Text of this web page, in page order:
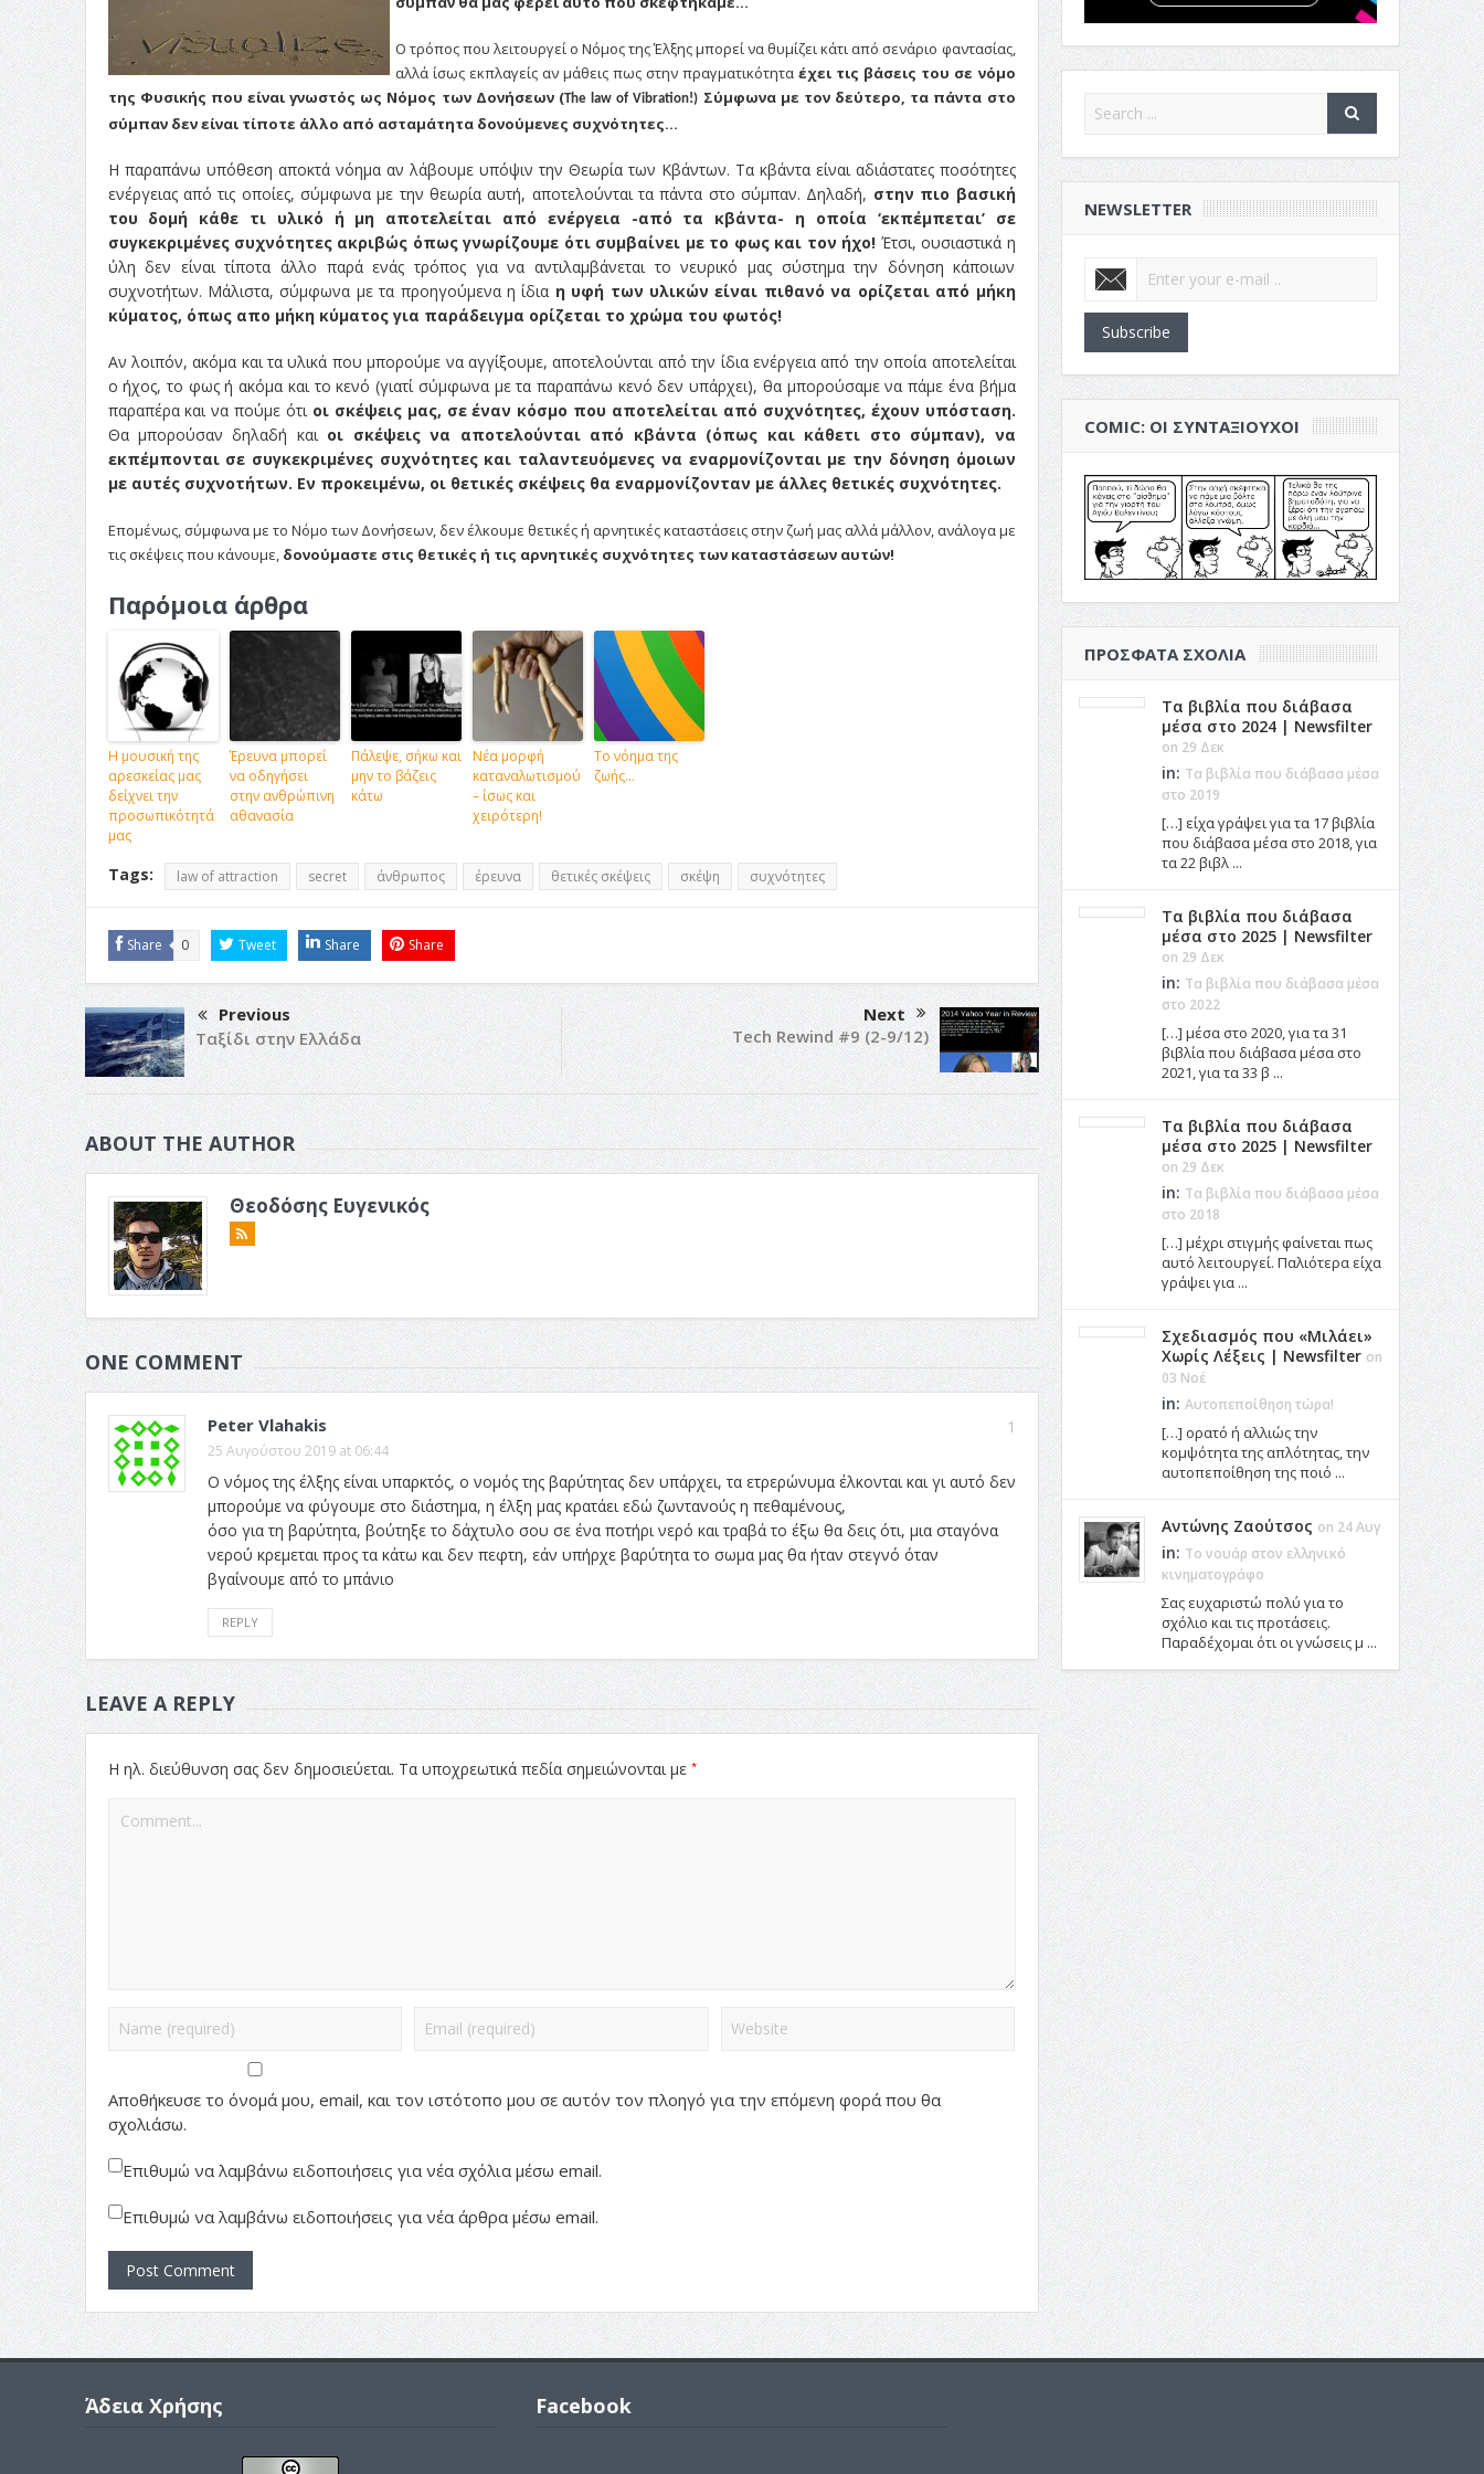
Ο τρόπος που λειτουργεί ο Νόμος της Έλξης μπορεί να θυμίζει κάτι από σενάριο φαντασίας,
αλλά ίσως εκπλαγείς αν μάθεις πως στην πραγματικότητα έχει τις βάσεις του σε νόμο
της Φυσικής που είναι γνωστός ως Νόμος των Δονήσεων (The law of Vibration!) Σύμφωνα με τον δεύτερο, τα πάντα στο
σύμπαν δεν είναι τίποτε άλλο από ασταμάτητα δονούμενες συχνότητες…
Η παραπάνω υπόθεση αποκτά νόημα αν λάβουμε υπόψιν την Θεωρία των Κβάντων. Τα κβάντα είναι αδιάστατες ποσότητες
ενέργειας από τις οποίες, σύμφωνα με την θεωρία αυτή, αποτελούνται τα πάντα στο σύμπαν. Δηλαδή, στην πιο βασική
του δομή κάθε τι υλικό ή μη αποτελείται από ενέργεια -από τα κβάντα- η οποία ‘εκπέμπεται’ σε
συγκεκριμένες συχνότητες ακριβώς όπως γνωρίζουμε ότι συμβαίνει με το φως και τον ήχο! Έτσι, ουσιαστικά η
ύλη δεν είναι τίποτα άλλο παρά ενάς τρόπος για να αντιλαμβάνεται το νευρικό μας σύστημα την δόνηση κάποιων
συχνοτήτων. Μάλιστα, σύμφωνα με τα προηγούμενα η ίδια η υφή των υλικών είναι πιθανό να ορίζεται από μήκη
κύματος, όπως απο μήκη κύματος για παράδειγμα ορίζεται το χρώμα του φωτός!
Αν λοιπόν, ακόμα και τα υλικά που μπορούμε να αγγίξουμε, αποτελούνται από την ίδια ενέργεια από την οποία αποτελείται
ο ήχος, το φως ή ακόμα και το κενό (γιατί σύμφωνα με τα παραπάνω κενό δεν υπάρχει), θα μπορούσαμε να πάμε ένα βήμα
παραπέρα και να πούμε ότι οι σκέψεις μας, σε έναν κόσμο που αποτελείται από συχνότητες, έχουν υπόσταση.
Θα μπορούσαν δηλαδή και οι σκέψεις να αποτελούνται από κβάντα (όπως και κάθετι στο σύμπαν), να
εκπέμπονται σε συγκεκριμένες συχνότητες και ταλαντευόμενες να εναρμονίζονται με την δόνηση όμοιων
με αυτές συχνοτήτων. Εν προκειμένω, οι θετικές σκέψεις θα εναρμονίζονταν με άλλες θετικές συχνότητες.
Επομένως, σύμφωνα με το Νόμο των Δονήσεων, δεν έλκουμε θετικές ή αρνητικές καταστάσεις στην ζωή μας αλλά μάλλον, ανάλογα με
τις σκέψεις που κάνουμε, δονούμαστε στις θετικές ή τις αρνητικές συχνότητες των καταστάσεων αυτών!
Παρόμοια άρθρα
Η μουσική της
αρεσκείας μας
δείχνει την
προσωπικότητά
μας
Έρευνα μπορεί
να οδηγήσει
στην ανθρώπινη
αθανασία
Πάλεψε, σήκω και
μην το βάζεις
κάτω
Νέα μορφή
καταναλωτισμού
– ίσως και
χειρότερη!
Το νόημα της
ζωής…
Tags: law of attraction secret άνθρωπος έρευνα θετικές σκέψεις σκέψη συχνότητες
Share 0 Tweet Share Share
Previous
Ταξίδι στην Ελλάδα
Next
Tech Rewind #9 (2-9/12)
ABOUT THE AUTHOR
Θεοδόσης Ευγενικός
ONE COMMENT
1
Peter Vlahakis
25 Αυγούστου 2019 at 06:44
Ο νόμος της έλξης είναι υπαρκτός, ο νομός της βαρύτητας δεν υπάρχει, τα ετρερώνυμα έλκονται και γι αυτό δεν
μπορούμε να φύγουμε στο διάστημα, η έλξη μας κρατάει εδώ ζωντανούς η πεθαμένους,
όσο για τη βαρύτητα, βούτηξε το δάχτυλο σου σε ένα ποτήρι νερό και τραβά το έξω θα δεις ότι, μια σταγόνα
νερού κρεμεται προς τα κάτω και δεν πεφτη, εάν υπήρχε βαρύτητα το σωμα μας θα ήταν στεγνό όταν
βγαίνουμε από το μπάνιο
REPLY
LEAVE A REPLY
Η ηλ. διεύθυνση σας δεν δημοσιεύεται. Τα υποχρεωτικά πεδία σημειώνονται με *
Αποθήκευσε το όνομά μου, email, και τον ιστότοπο μου σε αυτόν τον πλοηγό για την επόμενη φορά που θα
σχολιάσω.
Επιθυμώ να λαμβάνω ειδοποιήσεις για νέα σχόλια μέσω email.
Επιθυμώ να λαμβάνω ειδοποιήσεις για νέα άρθρα μέσω email.
NEWSLETTER
Subscribe
COMIC: ΟΙ ΣΥΝΤΑΞΙΟΎΧΟΙ
ΠΡΌΣΦΑΤΑ ΣΧΌΛΙΑ
Τα βιβλία που διάβασα
μέσα στο 2024 | Newsfilter
on 29 Δεκ
in: Τα βιβλία που διάβασα μέσα
στο 2019
[…] είχα γράψει για τα 17 βιβλία
που διάβασα μέσα στο 2018, για
τα 22 βιβλ ...
Τα βιβλία που διάβασα
μέσα στο 2025 | Newsfilter
on 29 Δεκ
in: Τα βιβλία που διάβασα μέσα
στο 2022
[…] μέσα στο 2020, για τα 31
βιβλία που διάβασα μέσα στο
2021, για τα 33 β ...
Τα βιβλία που διάβασα
μέσα στο 2025 | Newsfilter
on 29 Δεκ
in: Τα βιβλία που διάβασα μέσα
στο 2018
[…] μέχρι στιγμής φαίνεται πως
αυτό λειτουργεί. Παλιότερα είχα
γράψει για ...
Σχεδιασμός που «Μιλάει»
Χωρίς Λέξεις | Newsfilter on
03 Νοέ
in: Αυτοπεποίθηση τώρα!
[…] ορατό ή αλλιώς την
κομψότητα της απλότητας, την
αυτοπεποίθηση της ποιό ...
Αντώνης Ζαούτσος on 24 Αυγ
in: Το νουάρ στον ελληνικό
κινηματογράφο
Σας ευχαριστώ πολύ για το
σχόλιο και τις προτάσεις.
Παραδέχομαι ότι οι γνώσεις μ ...
Άδεια Χρήσης Facebook